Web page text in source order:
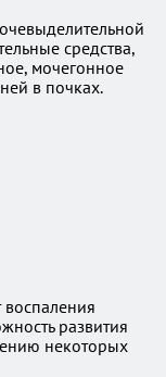
средства,
мочегонное
в почках.
воспаления
развития
некоторых